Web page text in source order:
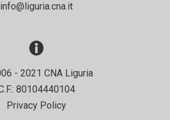
info@liguria.cna.it
- 2021 CNA Liguria
80104440104
Privacy Policy